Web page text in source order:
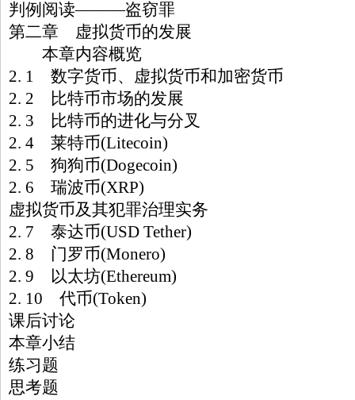
判例阅读———盗窃罪
第二章 虚拟货币的发展
本章内容概览
2. 1 数字货币、虚拟货币和加密货币
2. 2 比特币市场的发展
2. 3 比特币的进化与分叉
2. 4 莱特币(Litecoin)
2. 5 狗狗币(Dogecoin)
2. 6 瑞波币(XRP)
虚拟货币及其犯罪治理实务
2. 7 泰达币(USD Tether)
2. 8 门罗币(Monero)
2. 9 以太坊(Ethereum)
2. 10 代币(Token)
课后讨论
本章小结
练习题
思考题